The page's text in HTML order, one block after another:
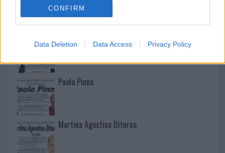
CONFIRM
Data Deletion Data Access Privacy Policy
NECROLOGIE
Mario Malu
Paolo Pinna
Martina Agostina Diturco